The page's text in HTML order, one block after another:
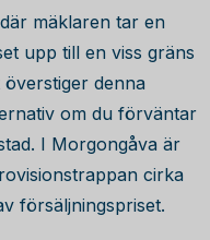
mäklaren tar en
upp till en viss gräns
denna
om du förväntar
I Morgongåva är
cirka
försäljningspriset.